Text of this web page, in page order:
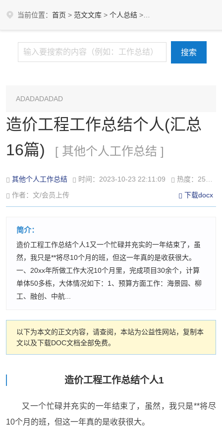
当前位置： 首页 > 范文文库 > 个人总结 >
ADADADADAD
造价工程工作总结个人(汇总
16篇)
[ 其他个人工作总结 ]
其他个人工作总结 时间：2023-10-23 22:11:09
热度：259℃
作者：文/会员上传
下载docx
简介：
造价工程工作总结个人1又一个忙碌并充实的一年结束了，虽
然，我只是**将尽10个月的班，但这一年真的是收获很大。
一、20xx年所做工作大况10个月里，完成项目30余个，计算
单体50多栋，大体情况如下：1、预算方面工作：海景园、柳
工、融创、中航...
以下为本文的正文内容，请查阅，本站为公益性网站，复制本
文以及下载DOC文档全部免费。
造价工程工作总结个人1
又一个忙碌并充实的一年结束了，虽然，我只是**将尽
10个月的班，但这一年真的是收获很大。